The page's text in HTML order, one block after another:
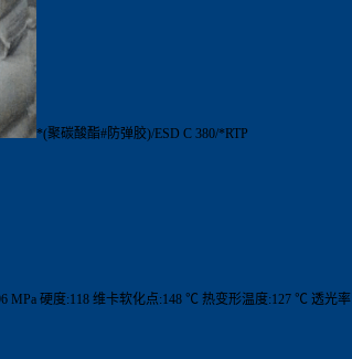
*(聚碳酸酯#防弹胶)/ESD C 380/*RTP
MPa 硬度:118 维卡软化点:148 ℃ 热变形温度:127 ℃ 透光率